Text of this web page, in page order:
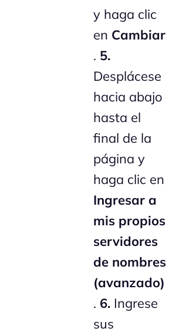
y haga clic
en Cambiar
. 5.
Desplácese
hacia abajo
hasta el
final de la
página y
haga clic en
Ingresar a
mis propios
servidores
de nombres
(avanzado)
. 6. Ingrese
sus